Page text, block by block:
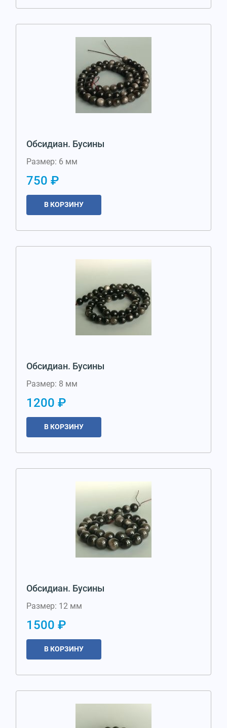
Обсидиан. Бусины
Размер: 6 мм
750 ₽
В КОРЗИНУ
Обсидиан. Бусины
Размер: 8 мм
1200 ₽
В КОРЗИНУ
Обсидиан. Бусины
Размер: 12 мм
1500 ₽
В КОРЗИНУ